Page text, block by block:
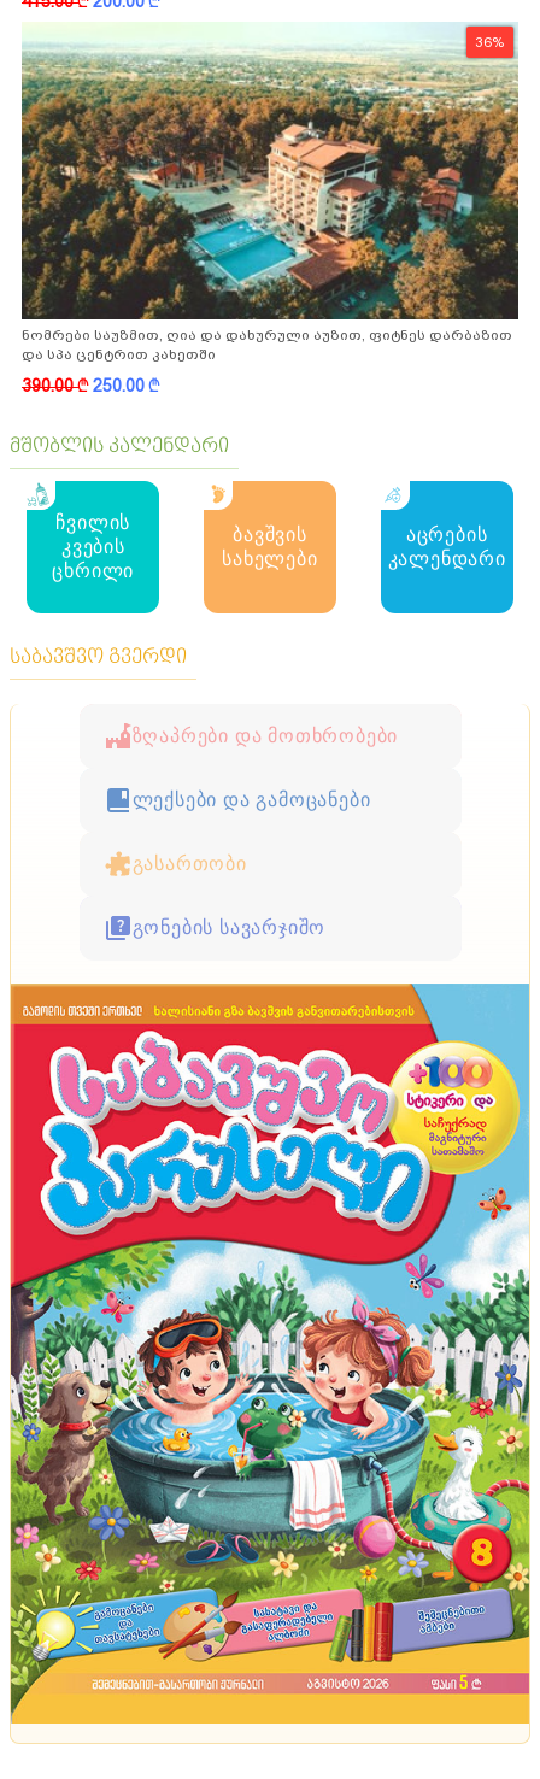
36%
ნომრები საუზმით, ღია და დახურული აუზით, ფიტნეს დარბაზით
და სპა ცენტრით კახეთში
390.00k250.00k
მშობლის კალენდარი
ჩვილის
კვების
ცხრილი
ბავშვის
სახელები
აცრების
კალენდარი
საბავშვო გვერდი
ზღაპრები და მოთხრობები
ლექსები და გამოცანები
გასართობი
გონების სავარჯიშო